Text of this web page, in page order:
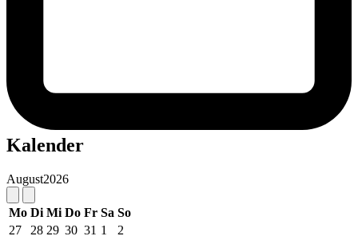
Kalender
August2026
Mo Di Mi Do Fr Sa So
27
28 29 30 31 1
2